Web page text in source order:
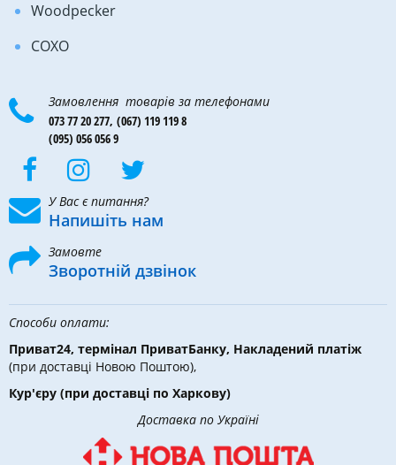
Woodpecker
COXO
Замовлення товарів за телефонами
073 77 20 277, (067) 119 119 8
(095) 056 056 9
У Вас є питання?
Напишіть нам
Замовте
Зворотній дзвінок
Способи оплати:
Приват24, термінал ПриватБанку, Накладений платіж
(при доставці Новою Поштою),
Кур'єру (при доставці по Харкову)
Доставка по Україні